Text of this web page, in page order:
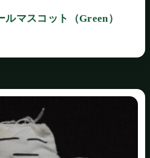
ルマスコット（Green）